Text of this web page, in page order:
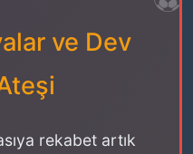
ve Dev
rekabet artık